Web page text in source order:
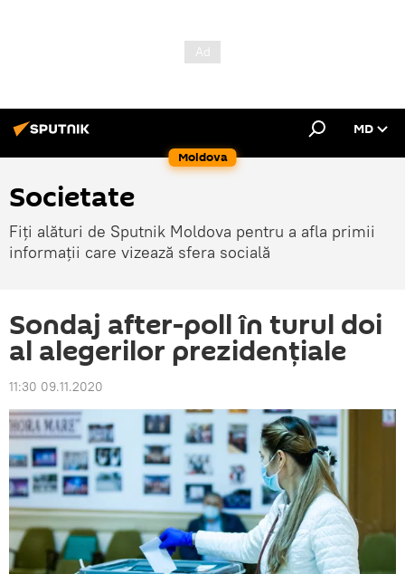
Moldova
MD
Societate
Fiți alături de Sputnik Moldova pentru a afla primii
informații care vizează sfera socială
Sondaj after-poll în turul doi
al alegerilor prezidențiale
11:30 09.11.2020